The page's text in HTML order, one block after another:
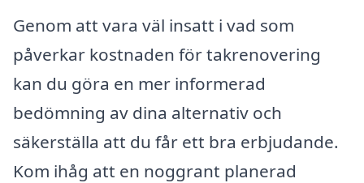
Genom att vara väl insatt i vad som
påverkar kostnaden för takrenovering
kan du göra en mer informerad
bedömning av dina alternativ och
säkerställa att du får ett bra erbjudande.
Kom ihåg att en noggrant planerad